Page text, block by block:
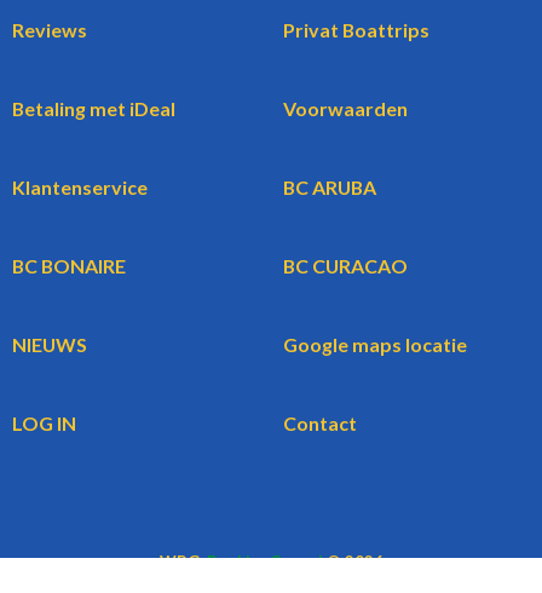
Reviews Privat Boattrips
Betaling met iDeal Voorwaarden
Klantenservice BC ARUBA
BC BONAIRE BC CURACAO
NIEUWS Google maps locatie
LOG IN Contact
WBGBookingCars.nl© 2026